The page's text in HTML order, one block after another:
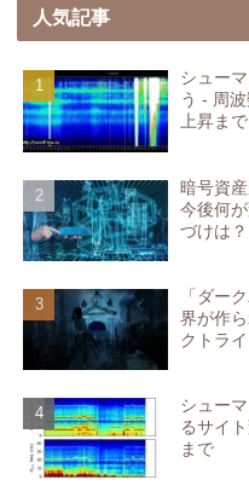
人気記事
シュー
う - 周
上昇まで
暗号資
今後何
づけは？
「ダー
界が作
クトラ
シュー
るサイ
まで